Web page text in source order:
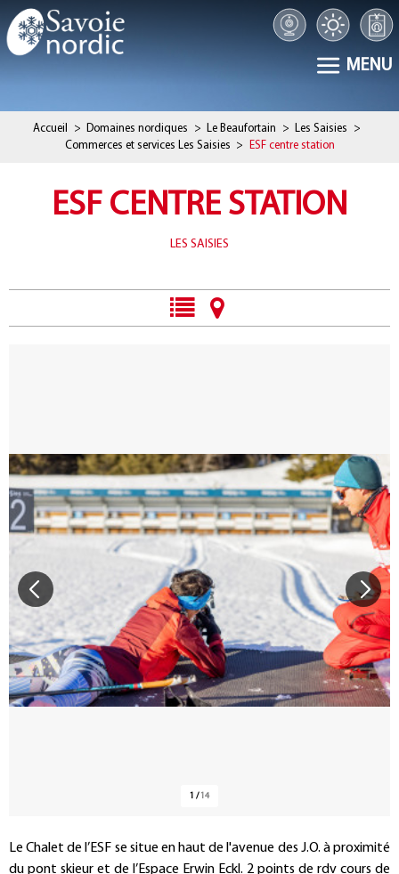
MENU
Accueil > Domaines nordiques > Le Beaufortain > Les Saisies
>
Commerces et services Les Saisies
> ESF centre station
ESF CENTRE STATION
LES SAISIES
1 /14
Le Chalet de l’ESF se situe en haut de l'avenue des J.O. à proximité
du pont skieur et de l’Espace Erwin Eckl. 2 points de rdv cours de